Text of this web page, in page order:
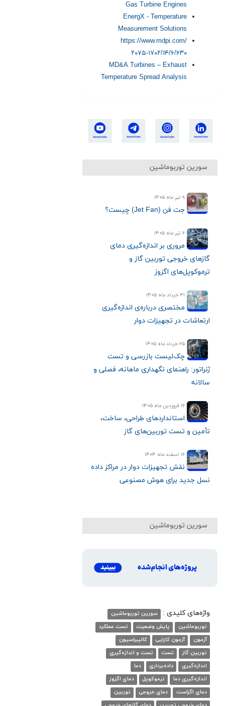
Gas Turbine Engines
EnergX - Temperature
Measurement Solutions
https://www.mdpi.com/
۲۰۷۵-۱۷۰۲/۱۴/۶/۶۳۰
MD&A Turbines – Exhaust
Temperature Spread Analysis
سورین توربوماشین
۹ تیر ماه ۱۴۰۵
جت فن (Jet Fan) چیست؟
۶ تیر ماه ۱۴۰۵
مروری بر اندازه‌گیری دمای
گازهای خروجی توربین گاز و
ترموکوپل‌های اگزوز
۳۱ خرداد ماه ۱۴۰۵
مختصری درباره‌ی اندازه‌گیری
ارتعاشات در تجهیزات دوار
۲۵ خرداد ماه ۱۴۰۵
چک‌لیست بازرسی و تست
ژنراتور: راهنمای نگهداری ماهانه، فصلی و
سالانه
۱۶ فروردین ماه ۱۴۰۵
استانداردهای طراحی، ساخت،
تأمین و تست توربین‌های گاز
۱۶ اسفند ماه ۱۴۰۴
نقش تجهیزات دوار در مراکز داده
نسل جدید برای هوش مصنوعی
سورین توربوماشین
واژه‌های کلیدی :
سورین توربوماشین
توربوماشین
پایش وضعیت
تست عملکرد
آزمون
آزمون کارایی
کالیبراسیون
توربین گاز
تست
تست و اندازه‌گیری
اندازه‌گیری
داده‌برداری
دما
اندازه‌گیری دما
ترموکوپل
دمای اگزوز
دمای اگزاست
دمای خروجی
توربین